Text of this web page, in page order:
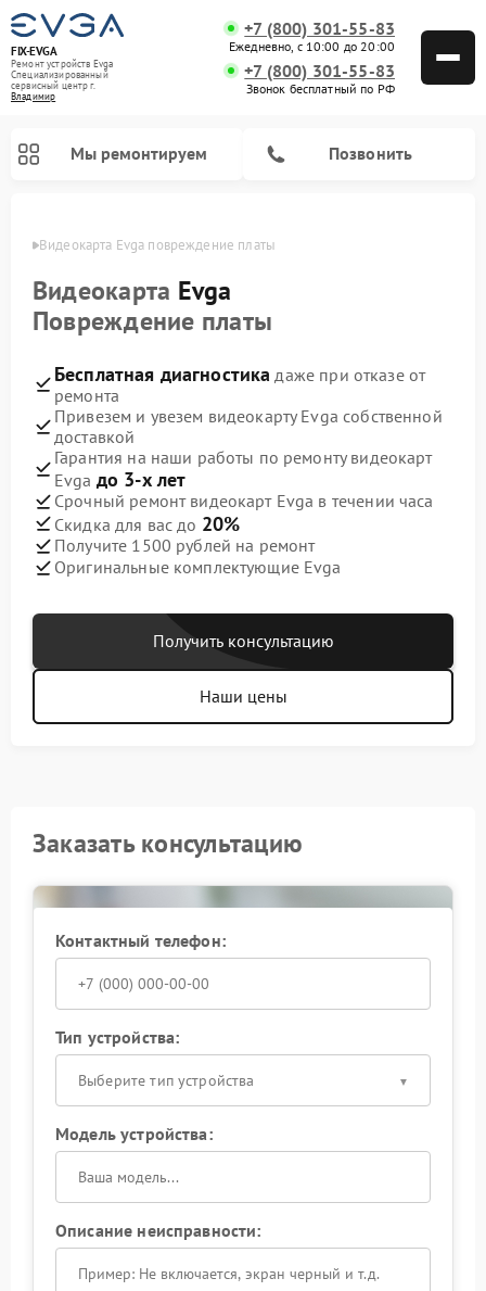
FIX-EVGA
Ремонт устройств Evga
Специализированный
cервисный центр г.
Владимир
+7 (800) 301-55-83
Ежедневно, с 10:00 до 20:00
+7 (800) 301-55-83
Звонок бесплатный по РФ
Мы ремонтируем Позвонить
Видеокарта Evga повреждение платы
Видеокарта Evga
Повреждение платы
Бесплатная диагностика даже при отказе от
ремонта
Привезем и увезем видеокарту Evga собственной
доставкой
Гарантия на наши работы по ремонту видеокарт
Evga до 3-х лет
Срочный ремонт видеокарт Evga в течении часа
Скидка для вас до 20%
Получите 1500 рублей на ремонт
Оригинальные комплектующие Evga
Получить консультацию
Наши цены
Заказать консультацию
Контактный телефон:
Тип устройства:
Выберите тип устройства
Модель устройства:
Описание неисправности: